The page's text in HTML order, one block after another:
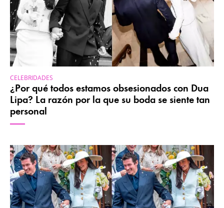
CELEBRIDADES
¿Por qué todos estamos obsesionados con Dua
Lipa? La razón por la que su boda se siente tan
personal